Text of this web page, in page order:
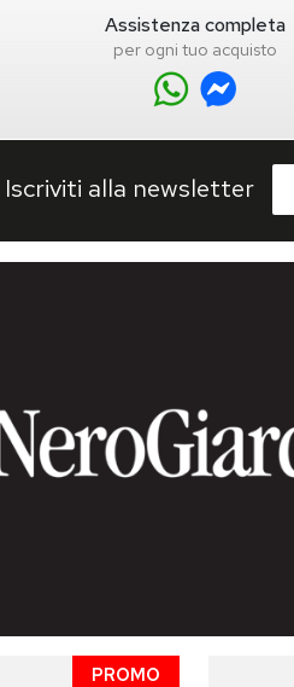
Assistenza completa
per ogni tuo acquisto
Iscriviti alla newsletter
PROMO